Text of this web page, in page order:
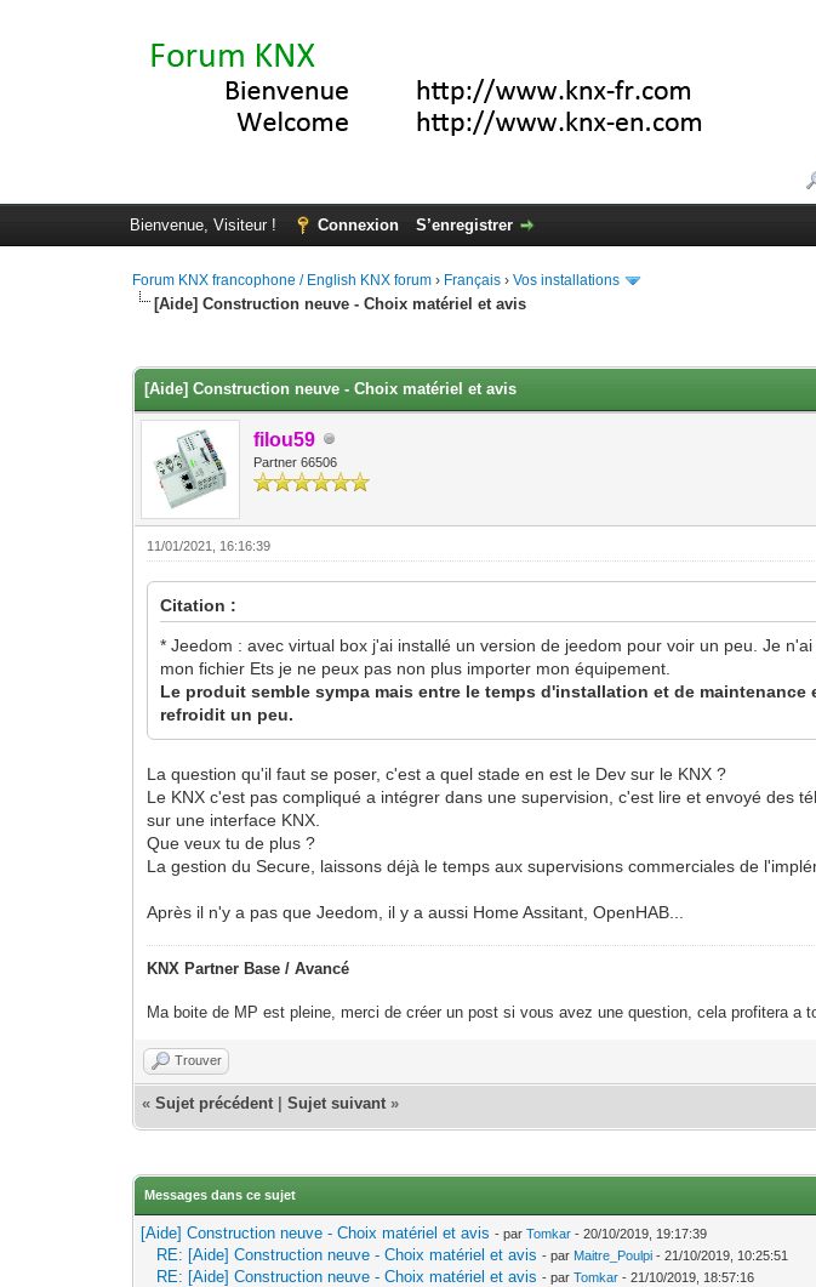
Bienvenue, Visiteur ! Connexion S’enregistrer
Forum KNX francophone / English KNX forum › Français ›Vos installations
[Aide] Construction neuve - Choix matériel et avis
[Aide] Construction neuve - Choix matériel et avis
filou59
Partner 66506
11/01/2021, 16:16:39
Citation :
* Jeedom : avec virtual box j'ai installé un version de jeedom pour voir un peu. Je
mon fichier Ets je ne peux pas non plus importer mon équipement.
Le produit semble sympa mais entre le temps d'installation et de
refroidit un peu.
La question qu'il faut se poser, c'est a quel stade en est le Dev sur le KNX ?
Le KNX c'est pas compliqué a intégrer dans une supervision, c'est lire et envoyé des
sur une interface KNX.
Que veux tu de plus ?
La gestion du Secure, laissons déjà le temps aux supervisions commerciales de
Après il n'y a pas que Jeedom, il y a aussi Home Assitant, OpenHAB...
KNX Partner Base / Avancé
Ma boite de MP est pleine, merci de créer un post si vous avez une question, cela profitera a
Trouver
«Sujet précédent |Sujet suivant »
Messages dans ce sujet
[Aide] Construction neuve - Choix matériel et avis - parTomkar - 20/10/2019, 19:17:39
RE: [Aide] Construction neuve - Choix matériel et avis - par Maitre_Poulpi - 21/10/2019, 10:25:51
RE: [Aide] Construction neuve - Choix matériel et avis - parTomkar - 21/10/2019, 18:57:16